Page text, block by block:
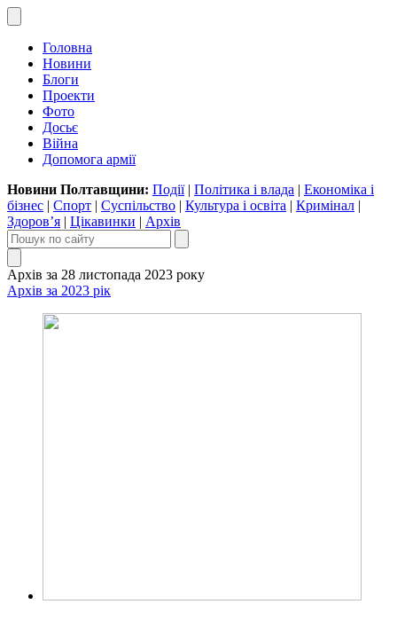
Головна
Новини
Блоги
Проекти
Фото
Досьє
Війна
Допомога армії
Новини Полтавщини: Події| Політика і влада | Економіка і
бізнес | Спорт | Суспільство | Культура і освіта | Кримінал |
Здоров’я | Цікавинки | Архів
Архів за 28 листопада 2023 року
Архів за 2023 рік